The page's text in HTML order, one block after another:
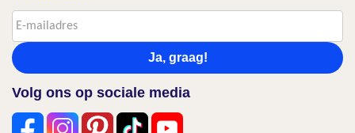
Ja, graag!
Volg ons op sociale media